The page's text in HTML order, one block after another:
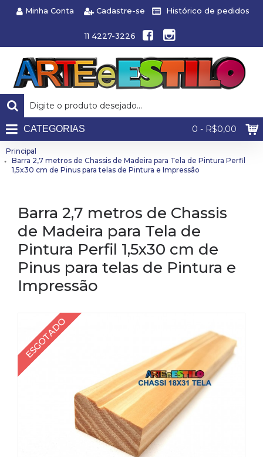
Minha Conta Cadastre-se Histórico de pedidos
11 4227-3226
0 - R$0,00
CATEGORIAS
Principal
Barra 2,7 metros de Chassis de Madeira para Tela de Pintura Perfil
1,5x30 cm de Pinus para telas de Pintura e Impressão
Barra 2,7 metros de Chassis
de Madeira para Tela de
Pintura Perfil 1,5x30 cm de
Pinus para telas de Pintura e
Impressão
ESGOTADO